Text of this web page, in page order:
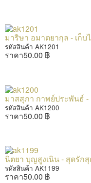
มาริษา อมาตยากุล - เก็บ
รหัสสินค้า AK1201
ราคา50.00 ฿
มาสสุภา กาพย์ประพันธ์ -
รหัสสินค้า AK1200
ราคา50.00 ฿
นิตยา บุญสูงเนิน - สุดรัก
รหัสสินค้า AK1199
ราคา50.00 ฿